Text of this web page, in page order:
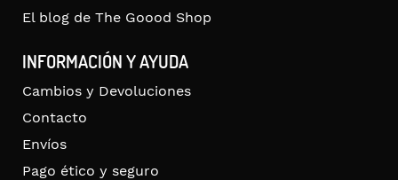
El blog de The Goood Shop
INFORMACIÓN Y AYUDA
Cambios y Devoluciones
Contacto
Envíos
Pago ético y seguro